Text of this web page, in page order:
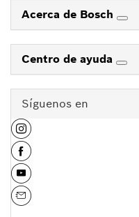
Acerca de Bosch
Centro de ayuda
Síguenos en